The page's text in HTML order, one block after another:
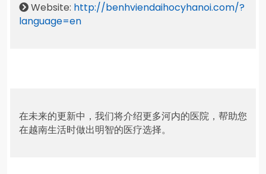
Website: http://benhviendaihocyhanoi.com/?
language=en
在未来的更新中，我们将介绍更多河内的医院，帮助您
在越南生活时做出明智的医疗选择。